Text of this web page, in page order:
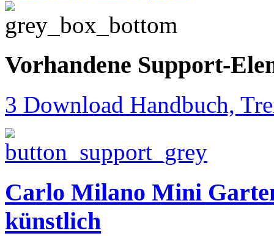
Vorhandene Support-
3 Download Handbuch,
Carlo Milano Mini
künstlich